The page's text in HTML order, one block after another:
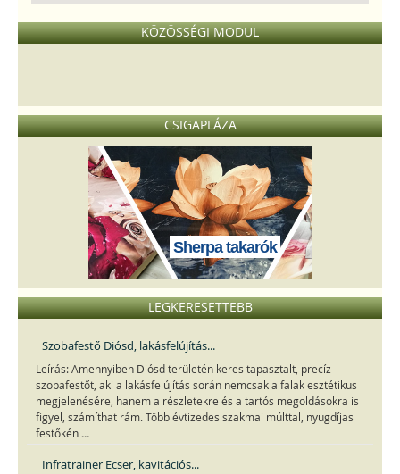
KÖZÖSSÉGI MODUL
CSIGAPLÁZA
Sherpa takarók
LEGKERESETTEBB
Szobafestő Diósd, lakásfelújítás...
Leírás: Amennyiben Diósd területén keres tapasztalt, precíz
szobafestőt, aki a lakásfelújítás során nemcsak a falak esztétikus
megjelenésére, hanem a részletekre és a tartós megoldásokra is
figyel, számíthat rám. Több évtizedes szakmai múlttal, nyugdíjas
festőkén ...
Infratrainer Ecser, kavitációs...